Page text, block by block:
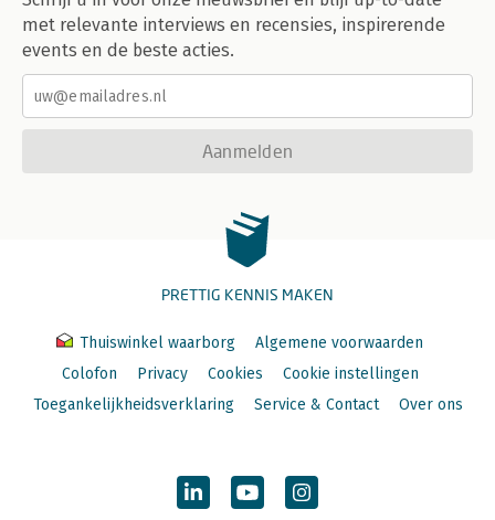
met relevante interviews en recensies, inspirerende
events en de beste acties.
Aanmelden
PRETTIG KENNIS MAKEN
Thuiswinkel waarborg
Algemene voorwaarden
Colofon
Privacy Cookies
Cookie instellingen
Toegankelijkheidsverklaring
Service & Contact Over ons